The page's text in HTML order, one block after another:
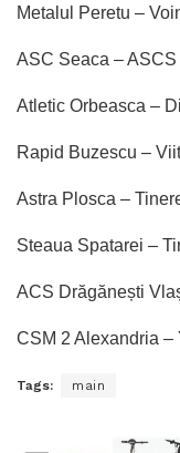
Metalul Peretu –
ASC Seaca –
Atletic Orbeasca –
Rapid Buzescu –
Astra Plosca –
Steaua Spatarei –
ACS Drăgănești
CSM 2 Alexandria –
Tags: main